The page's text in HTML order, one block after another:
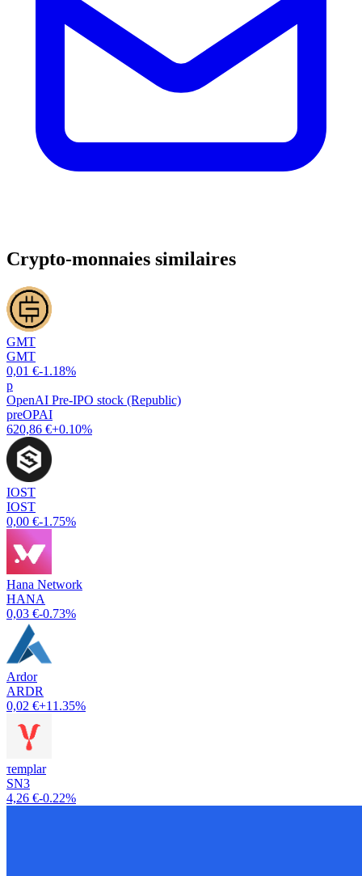
Crypto-monnaies similaires
GMT
GMT
0,01 €-1.18%
p
OpenAI Pre-IPO stock (Republic)
preOPAI
620,86 €+0.10%
IOST
IOST
0,00 €-1.75%
Hana Network
HANA
0,03 €-0.73%
Ardor
ARDR
0,02 €+11.35%
τemplar
SN3
4,26 €-0.22%